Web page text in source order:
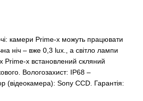
камери Prime-x можуть працювати
ніч – вже 0,3 lux., а світло лампи
Prime-x встановлений скляний
Вологозахист: IP68 –
(відеокамера): Sony CCD. Гарантія: